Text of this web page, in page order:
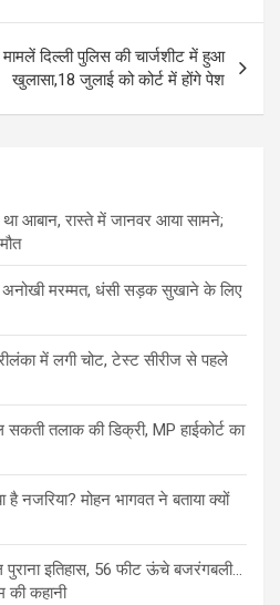
दिल्ली पुलिस की चार्जशीट में हुआ
खुलासा,18 जुलाई को कोर्ट में होंगे पेश
आबान, रास्ते में जानवर आया सामने;
मरम्मत, धंसी सड़क सुखाने के लिए
में लगी चोट, टेस्ट सीरीज से पहले
तलाक की डिक्री, MP हाईकोर्ट का
नजरिया? मोहन भागवत ने बताया क्यों
इतिहास, 56 फीट ऊंचे बजरंगबली…
की कहानी